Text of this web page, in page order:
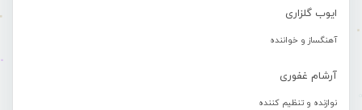
ایوب گلزاری
آهنگساز و خواننده
آرشام غفوری
نوازنده و تنظیم کننده